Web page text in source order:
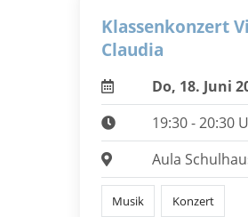
Klassenkonzert
Claudia
Do, 18. Juni
19:30 - 20:30
Aula
Musik Konzert